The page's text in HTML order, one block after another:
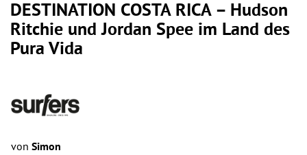
DESTINATION COSTA RICA – Hudson
Ritchie und Jordan Spee im Land des
Pura Vida
von Simon